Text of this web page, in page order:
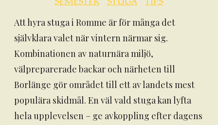
Att hyra stuga i Romme är för många det
självklara valet när vintern närmar sig.
Kombinationen av naturnära miljö,
välpreparerade backar och närheten till
Borlänge gör området till ett av landets mest
populära skidmål. En väl vald stuga kan lyfta
hela upplevelsen – ge avkoppling efter dagens